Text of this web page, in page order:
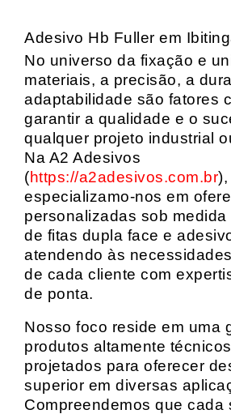
Adesivo Hb Fuller em
No universo da fixação e
materiais, a precisão, a
adaptabilidade são fatores
garantir a qualidade e o
qualquer projeto industrial
Na A2 Adesivos
(https://a2adesivos.com.br),
especializamo-nos em
personalizadas sob medida
de fitas dupla face e
atendendo às
de cada cliente com
de ponta.
Nosso foco reside em uma
produtos altamente
projetados para oferecer
superior em diversas
Compreendemos que cada